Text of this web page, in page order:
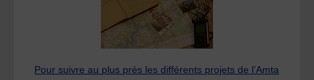
Pour suivre au plus près les différents projets de l’Amta